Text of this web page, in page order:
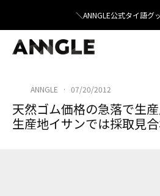
＼ANNGLE公式タイ語グ
ANNGLE · 07/20/2012
天然ゴム価格の急落で生
生産地イサンでは採取見合